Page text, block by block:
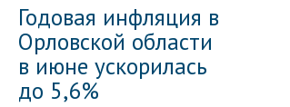
Годовая инфляция в
Орловской области
в июне ускорилась
до 5,6%